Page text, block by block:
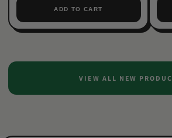
ADD TO CART
VIEW ALL NEW